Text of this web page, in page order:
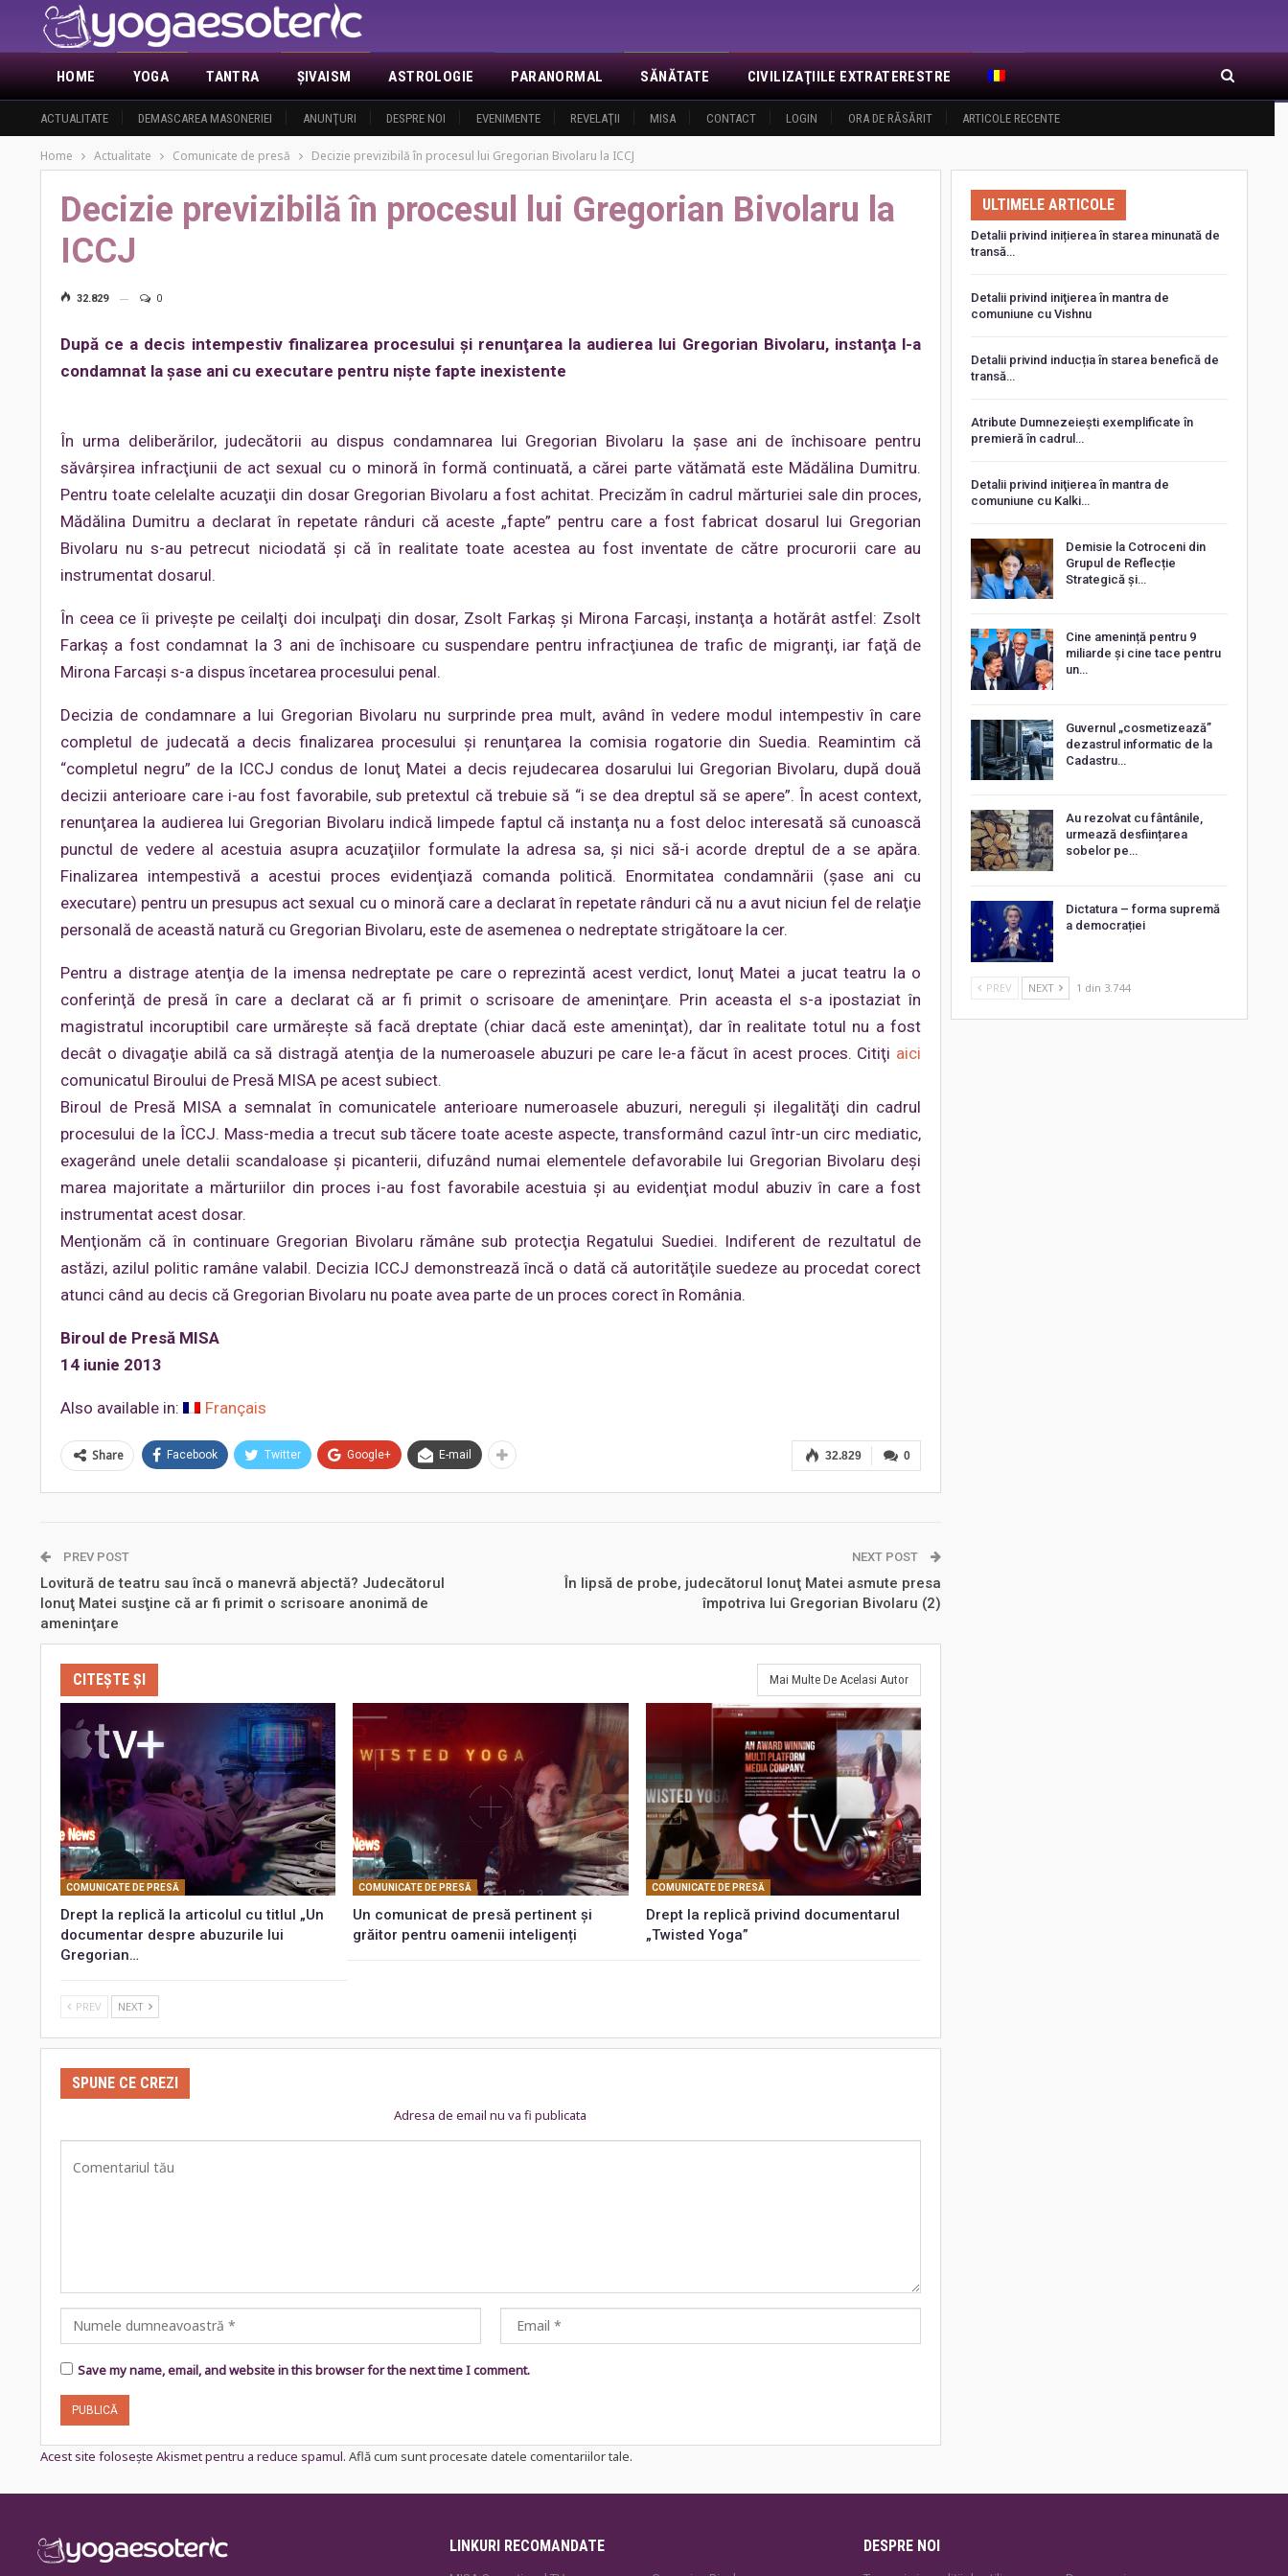
HOME
ACTUALITATE DEMASCAREA MASONERIEI ANUNŢURI DESPRE NOI EVENIMENTE REVELAŢII MISA CONTACT LOGIN ORA DE RĂSĂRIT ARTICOLE RECENTE
YOGA TANTRA ŞIVAISM ASTROLOGIE PARANORMAL SĂNĂTATE CIVILIZAŢIILE EXTRATERESTRE
Home Actualitate Comunicate de presă Decizie previzibilă în procesul lui Gregorian Bivolaru la ICCJ
Decizie previzibilă în procesul lui Gregorian Bivolaru la
ICCJ
32.829 0
După ce a decis intempestiv finalizarea procesului şi renunţarea la audierea lui Gregorian Bivolaru, instanţa l-a
condamnat la şase ani cu executare pentru nişte fapte inexistente
În urma deliberărilor, judecătorii au dispus condamnarea lui Gregorian Bivolaru la şase ani de închisoare pentru
săvârşirea infracţiunii de act sexual cu o minoră în formă continuată, a cărei parte vătămată este Mădălina Dumitru.
Pentru toate celelalte acuzaţii din dosar Gregorian Bivolaru a fost achitat. Precizăm în cadrul mărturiei sale din proces,
Mădălina Dumitru a declarat în repetate rânduri că aceste „fapte” pentru care a fost fabricat dosarul lui Gregorian
Bivolaru nu s-au petrecut niciodată şi că în realitate toate acestea au fost inventate de către procurorii care au
instrumentat dosarul.
În ceea ce îi priveşte pe ceilalţi doi inculpaţi din dosar, Zsolt Farkaş şi Mirona Farcaşi, instanţa a hotărât astfel: Zsolt
Farkaş a fost condamnat la 3 ani de închisoare cu suspendare pentru infracţiunea de trafic de migranţi, iar faţă de
Mirona Farcaşi s-a dispus încetarea procesului penal.
Decizia de condamnare a lui Gregorian Bivolaru nu surprinde prea mult, având în vedere modul intempestiv în care
completul de judecată a decis finalizarea procesului şi renunţarea la comisia rogatorie din Suedia. Reamintim că
“completul negru” de la ICCJ condus de Ionuţ Matei a decis rejudecarea dosarului lui Gregorian Bivolaru, după două
decizii anterioare care i-au fost favorabile, sub pretextul că trebuie să “i se dea dreptul să se apere”. În acest context,
renunţarea la audierea lui Gregorian Bivolaru indică limpede faptul că instanţa nu a fost deloc interesată să cunoască
punctul de vedere al acestuia asupra acuzaţiilor formulate la adresa sa, şi nici să-i acorde dreptul de a se apăra.
Finalizarea intempestivă a acestui proces evidenţiază comanda politică. Enormitatea condamnării (şase ani cu
executare) pentru un presupus act sexual cu o minoră care a declarat în repetate rânduri că nu a avut niciun fel de relaţie
personală de această natură cu Gregorian Bivolaru, este de asemenea o nedreptate strigătoare la cer.
Pentru a distrage atenţia de la imensa nedreptate pe care o reprezintă acest verdict, Ionuţ Matei a jucat teatru la o
conferinţă de presă în care a declarat că ar fi primit o scrisoare de ameninţare. Prin aceasta el s-a ipostaziat în
magistratul incoruptibil care urmăreşte să facă dreptate (chiar dacă este ameninţat), dar în realitate totul nu a fost
decât o divagaţie abilă ca să distragă atenţia de la numeroasele abuzuri pe care le-a făcut în acest proces. Citiţi aici
comunicatul Biroului de Presă MISA pe acest subiect.
Biroul de Presă MISA a semnalat în comunicatele anterioare numeroasele abuzuri, nereguli şi ilegalităţi din cadrul
procesului de la ÎCCJ. Mass-media a trecut sub tăcere toate aceste aspecte, transformând cazul într-un circ mediatic,
exagerând unele detalii scandaloase şi picanterii, difuzând numai elementele defavorabile lui Gregorian Bivolaru deşi
marea majoritate a mărturiilor din proces i-au fost favorabile acestuia şi au evidenţiat modul abuziv în care a fost
instrumentat acest dosar.
Menţionăm că în continuare Gregorian Bivolaru rămâne sub protecţia Regatului Suediei. Indiferent de rezultatul de
astăzi, azilul politic ramâne valabil. Decizia ICCJ demonstrează încă o dată că autorităţile suedeze au procedat corect
atunci când au decis că Gregorian Bivolaru nu poate avea parte de un proces corect în România.
Biroul de Presă MISA
14 iunie 2013
Also available in: Français
0
32.829
Share Facebook Twitter Google+ E-mail
PREV POST
Lovitură de teatru sau încă o manevră abjectă? Judecătorul
Ionuţ Matei susţine că ar fi primit o scrisoare anonimă de
ameninţare
NEXT POST
În lipsă de probe, judecătorul Ionuţ Matei asmute presa
împotriva lui Gregorian Bivolaru (2)
CITEȘTE ȘI Mai Multe De Acelasi Autor
COMUNICATE DE PRESĂ
Drept la replică la articolul cu titlul „Un
documentar despre abuzurile lui
Gregorian…
COMUNICATE DE PRESĂ
Un comunicat de presă pertinent și
grăitor pentru oamenii inteligenți
COMUNICATE DE PRESĂ
Drept la replică privind documentarul
„Twisted Yoga”
PREV NEXT
SPUNE CE CREZI
Adresa de email nu va fi publicata
Save my name, email, and website in this browser for the next time I comment.
Acest site folosește Akismet pentru a reduce spamul. Află cum sunt procesate datele comentariilor tale.
ULTIMELE ARTICOLE
Detalii privind inițierea în starea minunată de
transă…
Detalii privind iniţierea în mantra de
comuniune cu Vishnu
Detalii privind inducția în starea benefică de
transă…
Atribute Dumnezeiești exemplificate în
premieră în cadrul…
Detalii privind iniţierea în mantra de
comuniune cu Kalki…
Demisie la Cotroceni din
Grupul de Reflecție
Strategică și…
Cine amenință pentru 9
miliarde și cine tace pentru
un…
Guvernul „cosmetizează”
dezastrul informatic de la
Cadastru…
Au rezolvat cu fântânile,
urmează desființarea
sobelor pe…
Dictatura – forma supremă
a democrației
PREV NEXT 1 din 3.744
LINKURI RECOMANDATE DESPRE NOI